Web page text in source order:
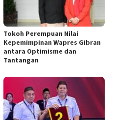
Tokoh Perempuan Nilai
Kepemimpinan Wapres Gibran
antara Optimisme dan
Tantangan